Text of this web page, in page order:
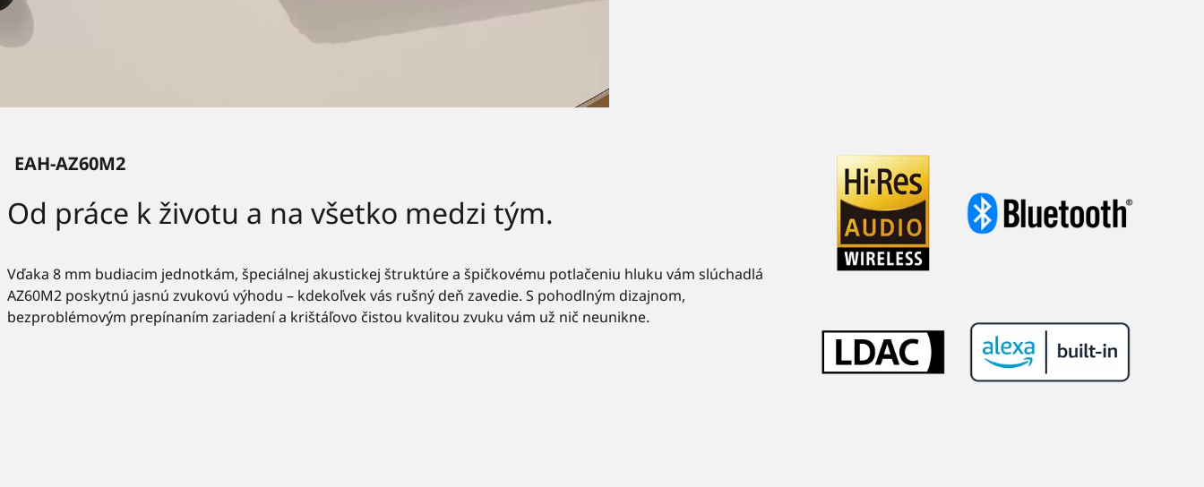
EAH-AZ60M2
Od práce k životu a na všetko medzi tým.
Vďaka 8 mm budiacim jednotkám, špeciálnej akustickej štruktúre a špičkovému potlačeniu hluku vám slúchadlá
AZ60M2 poskytnú jasnú zvukovú výhodu – kdekoľvek vás rušný deň zavedie. S pohodlným dizajnom,
bezproblémovým prepínaním zariadení a krištáľovo čistou kvalitou zvuku vám už nič neunikne.